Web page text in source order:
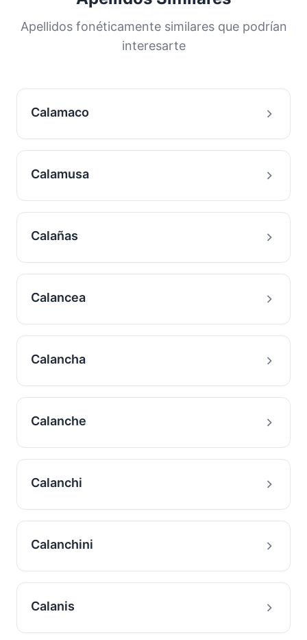
Apellidos fonéticamente similares que podrían
interesarte
Calamaco
Calamusa
Calañas
Calancea
Calancha
Calanche
Calanchi
Calanchini
Calanis